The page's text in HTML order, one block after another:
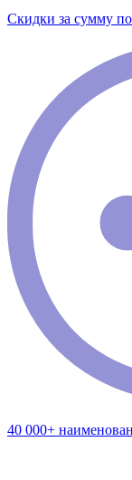
Скидки за сумму
40 000+